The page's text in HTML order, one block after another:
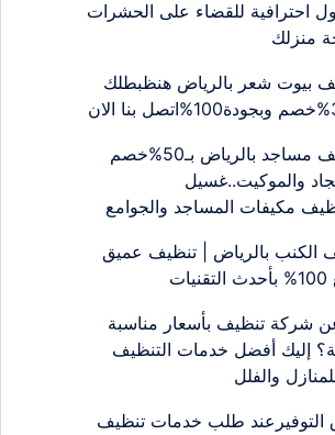
احترافية للقضاء على الحشرات
منزلك
بيوت شعر بالرياض هنظبطلك
شركة تنظيف مساجد بالرياض بـ50%خصم
والموكيت..غسيل
مكيفات المساجد والجوامع
الكنب بالرياض | تنظيف عميق
شركة تنظيف بأسعار مناسبة
إليك أفضل خدمات التنظيف
والفلل
طلب خدمات تنظيف